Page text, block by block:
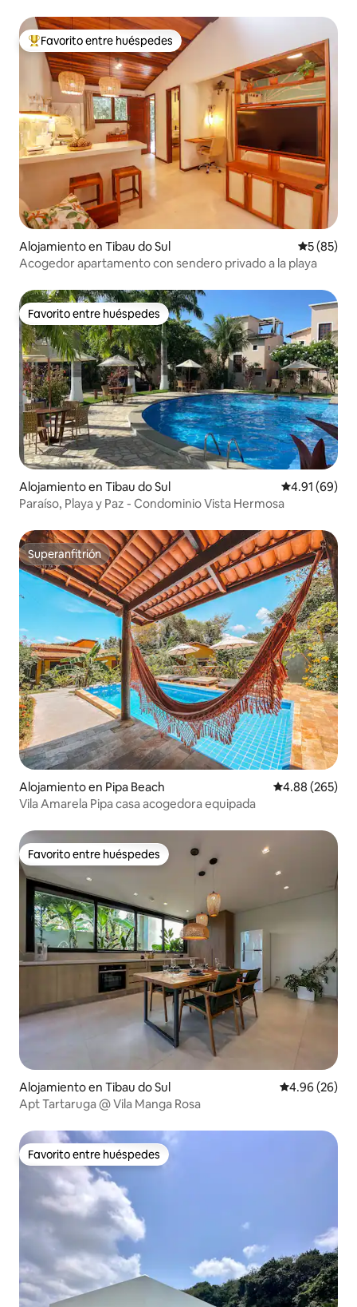
Favorito entre huéspedes preferido
Favorito entre huéspedes
Alojamiento en Tibau do Sul
5 (85)
Acogedor apartamento con sendero privado a la playa
Favorito entre huéspedes
Favorito entre huéspedes
Alojamiento en Tibau do Sul Calificación
4.91 (69)
Paraíso, Playa y Paz - Condominio Vista Hermosa
Superanfitrión
Superanfitrión
Alojamiento en Pipa Beach Calificación
4.88 (265)
Vila Amarela Pipa casa acogedora equipada
Favorito entre huéspedes
Favorito entre huéspedes
Alojamiento en Tibau do Sul Calificación
4.96 (26)
Apt Tartaruga @ Vila Manga Rosa
Favorito entre huéspedes
Favorito entre huéspedes